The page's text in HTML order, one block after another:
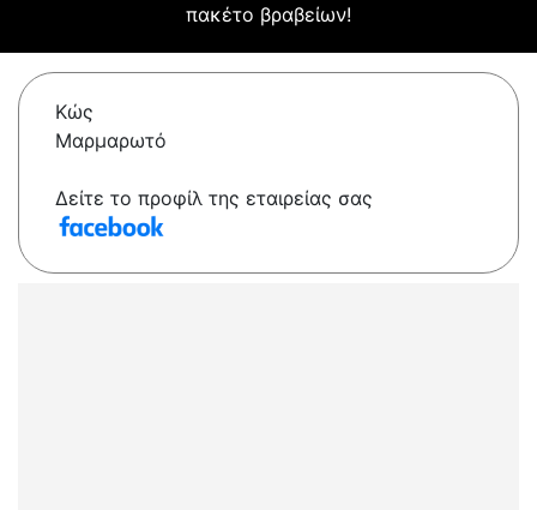
πακέτο βραβείων!
Κώς
Μαρμαρωτό
Δείτε το προφίλ της εταιρείας σας